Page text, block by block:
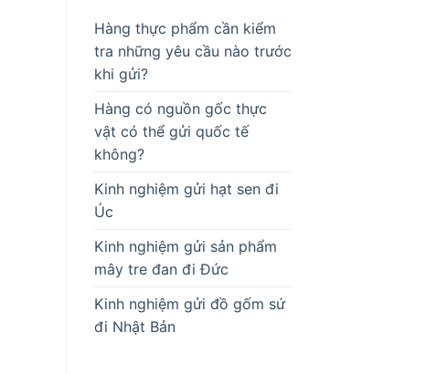
Hàng thực phẩm cần kiểm
tra những yêu cầu nào trước
khi gửi?
Hàng có nguồn gốc thực
vật có thể gửi quốc tế
không?
Kinh nghiệm gửi hạt sen đi
Úc
Kinh nghiệm gửi sản phẩm
mây tre đan đi Đức
Kinh nghiệm gửi đồ gốm sứ
đi Nhật Bản